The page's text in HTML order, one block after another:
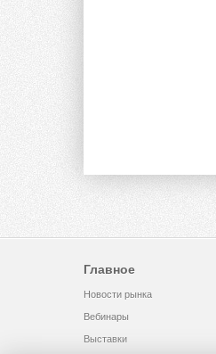
Главное
Новости рынка
Вебинары
Выставки